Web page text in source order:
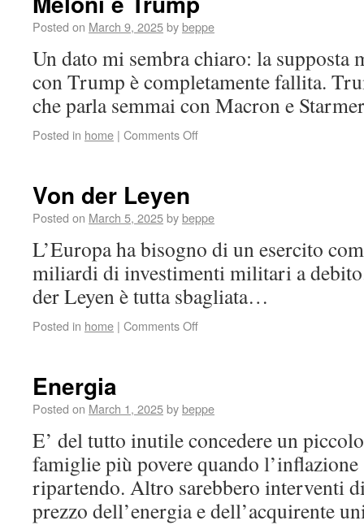
Posted on March 9, 2025bybeppe
Un dato mi sembra chiaro: la supposta
con Trump è completamente fallita.
che parla semmai con Macron e
Posted in home | Comments Off
Von der Leyen
Posted on March 5, 2025bybeppe
L’Europa ha bisogno di un esercito
miliardi di investimenti militari a
der Leyen è tutta sbagliata…
Posted in home | Comments Off
Energia
Posted on March 1, 2025bybeppe
E’ del tutto inutile concedere un
famiglie più povere quando
ripartendo. Altro sarebbero interventi
prezzo dell’energia e dell’acquirente